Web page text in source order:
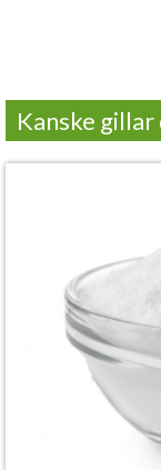
Kanske gillar